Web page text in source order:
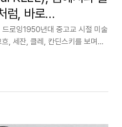
럼, 바로…
로잉1950년대 중고교 시절 미술
, 세잔, 클레, 칸딘스키를 보며
1879-1940) 그림을 마치 동화